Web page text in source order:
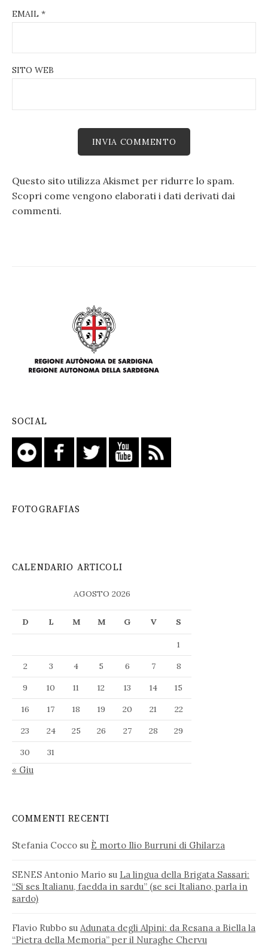
EMAIL *
SITO WEB
Questo sito utilizza Akismet per ridurre lo spam.
Scopri come vengono elaborati i dati derivati dai
commenti.
SOCIAL
FOTOGRAFIAS
CALENDARIO ARTICOLI
AGOSTO 2026
D L M M G V S
1
2
3 4 5 6 7
8
9
10 11 12 13 14
15
16
17 18 19 20 21
22
23
24 25 26 27 28
29
30
31
« Giu
COMMENTI RECENTI
Stefania Cocco su È morto Ilio Burruni di Ghilarza
SENES Antonio Mario su La lingua della Brigata Sassari:
“Si ses Italianu, faedda in sardu” (se sei Italiano, parla in
sardo)
Flavio Rubbo su Adunata degli Alpini: da Resana a Biella la
“Pietra della Memoria” per il Nuraghe Chervu